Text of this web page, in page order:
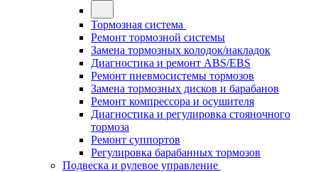
Тормозная система
Ремонт тормозной системы
Замена тормозных колодок/накладок
Диагностика и ремонт ABS/EBS
Ремонт пневмосистемы тормозов
Замена тормозных дисков и барабанов
Ремонт компрессора и осушителя
Диагностика и регулировка стояночного
тормоза
Ремонт суппортов
Регулировка барабанных тормозов
Подвеска и рулевое управление